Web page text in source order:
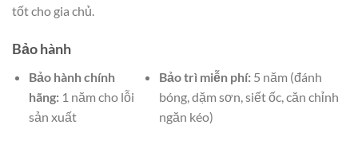
tốt cho gia chủ.
Bảo hành
Bảo hành chính
hãng:1 năm cho lỗi
sản xuất
Bảo trì miễn phí:5 năm (đánh
bóng, dặm sơn, siết ốc, căn chỉnh
ngăn kéo)